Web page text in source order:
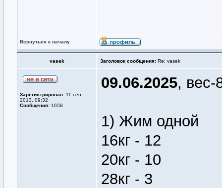
Вернуться к началу
vasek Заголовок сообщения: Re: vasek
Зарегистрирован: 11 сен
2013, 09:32
Сообщения: 1658
09.06.2025, вес-
1) Жим одной
16кг - 12
20кг - 10
28кг - 3